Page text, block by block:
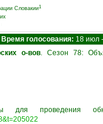
Словакии1
Время голосования: 18 июл
о-вов. Сезон 78:
для проведения